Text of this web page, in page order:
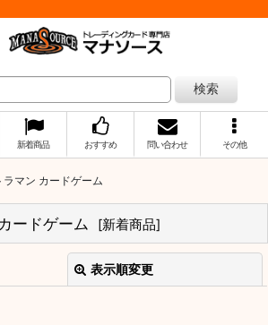
検索
新着商品 おすすめ 問い合わせ その他
ラマン カードゲーム
ードゲーム [新着商品]
表示順変更